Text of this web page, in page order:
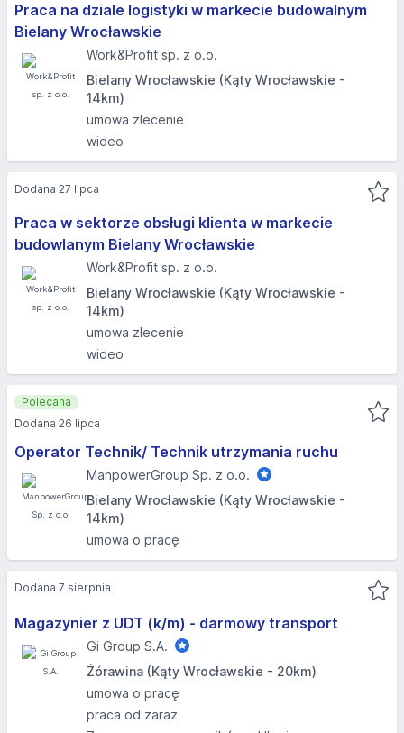
Praca na dziale logistyki w markecie budowalnym
Bielany Wrocławskie
Work&Profit sp. z o.o.
Bielany Wrocławskie (Kąty Wrocławskie -
14km)
umowa zlecenie
wideo
Praca w sektorze obsługi klienta w markecie
budowlanym Bielany Wrocławskie
Work&Profit sp. z o.o.
Bielany Wrocławskie (Kąty Wrocławskie -
14km)
umowa zlecenie
wideo
Dodana 27 lipca
Operator Technik/ Technik utrzymania ruchu
ManpowerGroup Sp. z o.o.
Bielany Wrocławskie (Kąty Wrocławskie -
14km)
umowa o pracę
Polecana
Dodana 26 lipca
Magazynier z UDT (k/m) - darmowy transport
Gi Group S.A.
Żórawina (Kąty Wrocławskie - 20km)
umowa o pracę
praca od zaraz
Dodana 7 sierpnia